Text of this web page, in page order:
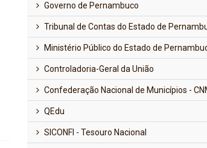
Governo de Pernambuco
Tribunal de Contas do Estado de
Ministério Público do Estado de
Controladoria-Geral da União
Confederação Nacional de Municípios -
QEdu
SICONFI - Tesouro Nacional